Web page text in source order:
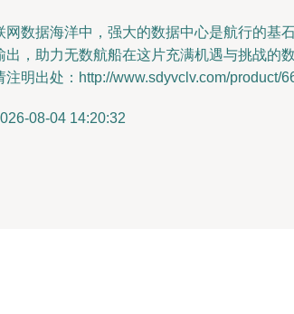
网数据海洋中，强大的数据中心是航行的基
出，助力无数航船在这片充满机遇与挑战的
注明出处：http://www.sdyvclv.com/product/
08-04 14:20:32